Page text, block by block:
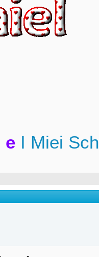
e I Miei